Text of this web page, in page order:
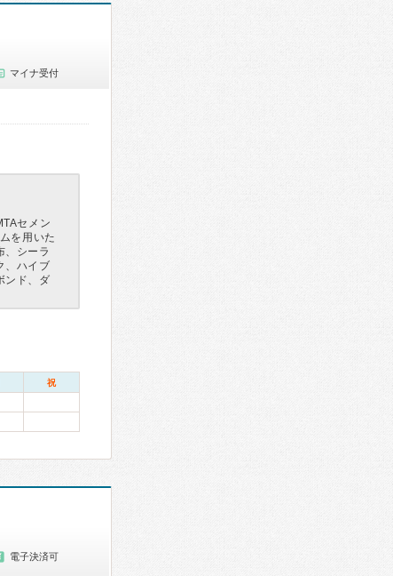
マイナ受付
セメン
を用いた
、シーラ
、ハイブ
ンド、ダ
祝
電子決済可